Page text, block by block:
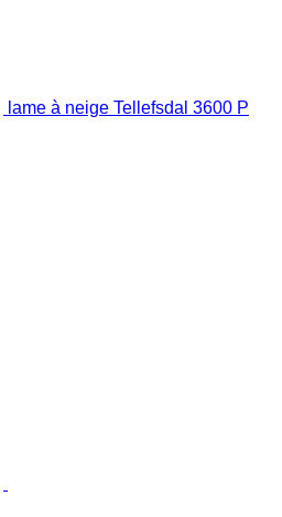
lame à neige Tellefsdal 3600 P